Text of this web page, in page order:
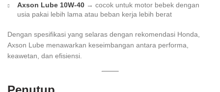
Axson Lube 10W-40 → cocok untuk motor bebek dengan
usia pakai lebih lama atau beban kerja lebih berat
Dengan spesifikasi yang selaras dengan rekomendasi Honda,
Axson Lube menawarkan keseimbangan antara performa,
keawetan, dan efisiensi.